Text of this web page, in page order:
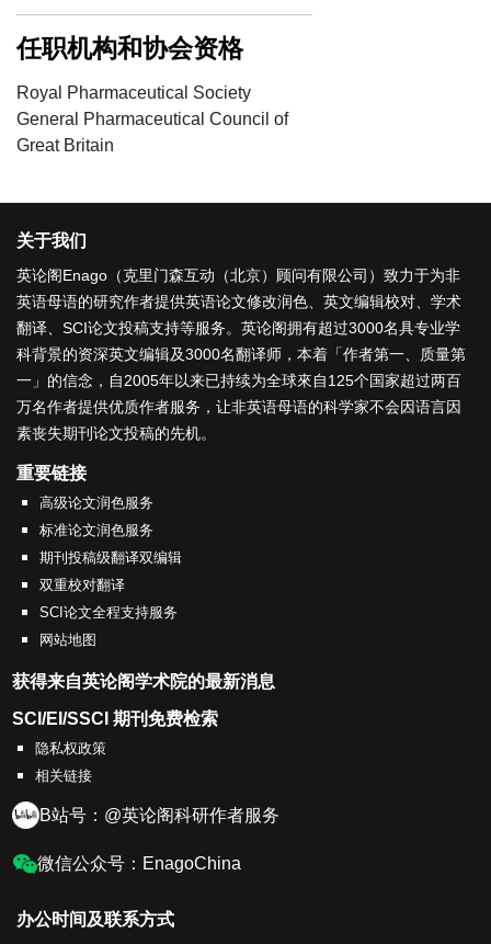
任职机构和协会资格
Royal Pharmaceutical Society
General Pharmaceutical Council of
Great Britain
关于我们
英论阁Enago（克里门森互动（北京）顾问有限公司）致力于为非
英语母语的研究作者提供英语论文修改润色 英文编辑校对
学术
翻译
SCI论文投稿支持等服务。英论阁拥有超过3000名具专业学
科背景的资深英文编辑及3000名翻译师 ，本着「作者第一、质量第
一 」的信念，自2005年以来已持续为全球來自125个国家超过两百
万名作者提供优质作者服务，让非英语母语的科学家不会因语言因
素丧失期刊论文投稿的先机。
重要链接
高级论文润色服务
标准论文润色服务
期刊投稿级翻译双编辑
双重校对翻译
SCI论文全程支持服务
网站地图
获得来自英论阁学术院的最新消息
SCI/EI/SSCI 期刊免费检索
隐私权政策
相关链接
B站号：@英论阁科研作者服务
微信公众号：EnagoChina
办公时间及联系方式